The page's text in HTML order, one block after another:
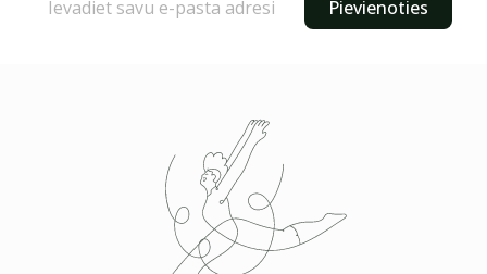
Pievienoties